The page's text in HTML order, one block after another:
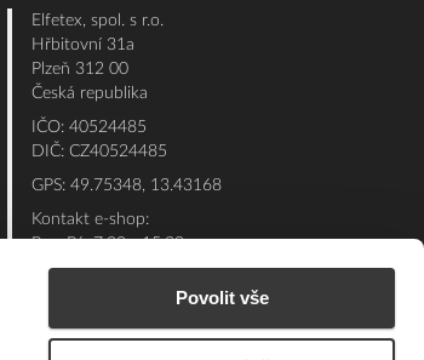
Povolit vše
Elfetex, spol. s r.o.
Hřbitovní 31a
Plzeň 312 00
Česká republika
IČO: 40524485
DIČ: CZ40524485
GPS: 49.75348, 13.43168
Kontakt e-shop:
Po - Pá: 7:00 - 15:30
E-mail:eshop@elfetex.cz